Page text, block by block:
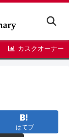
カスクオーナー
はてブ